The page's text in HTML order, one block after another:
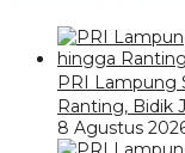
PRI Lampung
Ranting, Bidik
8 Agustus